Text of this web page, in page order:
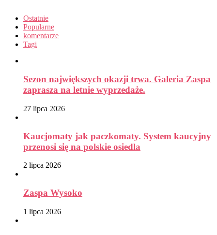
Ostatnie
Popularne
komentarze
Tagi
Sezon największych okazji trwa. Galeria Zaspa
zaprasza na letnie wyprzedaże.
27 lipca 2026
Kaucjomaty jak paczkomaty. System kaucyjny
przenosi się na polskie osiedla
2 lipca 2026
Zaspa Wysoko
1 lipca 2026